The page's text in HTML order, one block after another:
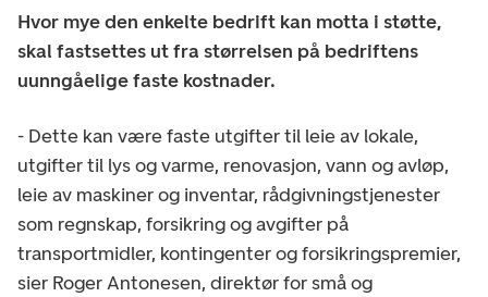
Hvor mye den enkelte bedrift kan motta i støtte,
skal fastsettes ut fra størrelsen på bedriftens
uunngåelige faste kostnader.
- Dette kan være faste utgifter til leie av lokale,
utgifter til lys og varme, renovasjon, vann og avløp,
leie av maskiner og inventar, rådgivningstjenester
som regnskap, forsikring og avgifter på
transportmidler, kontingenter og forsikringspremier,
sier Roger Antonesen, direktør for små og